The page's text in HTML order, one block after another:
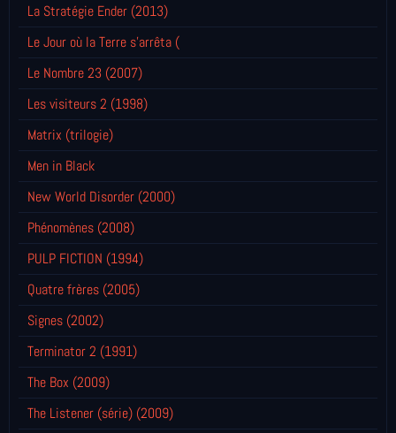
La Stratégie Ender (2013)
Le Jour où la Terre s'arrêta (
Le Nombre 23 (2007)
Les visiteurs 2 (1998)
Matrix (trilogie)
Men in Black
New World Disorder (2000)
Phénomènes (2008)
PULP FICTION (1994)
Quatre frères (2005)
Signes (2002)
Terminator 2 (1991)
The Box (2009)
The Listener (série) (2009)